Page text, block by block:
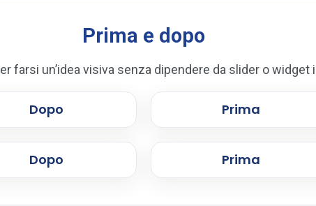
Prima e dopo
farsi un’idea visiva senza dipendere da slider o widget
Dopo Prima
Dopo Prima